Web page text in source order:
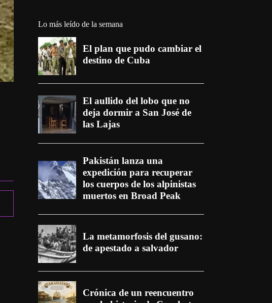
Lo más leído de la semana